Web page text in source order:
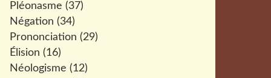
Pléonasme (37)
Négation (34)
Prononciation (29)
Élision (16)
Néologisme (12)